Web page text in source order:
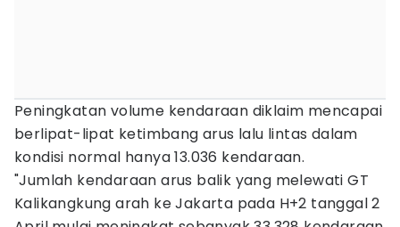
Peningkatan volume kendaraan diklaim mencapai
berlipat-lipat ketimbang arus lalu lintas dalam
kondisi normal hanya 13.036 kendaraan.
"Jumlah kendaraan arus balik yang melewati GT
Kalikangkung arah ke Jakarta pada H+2 tanggal 2